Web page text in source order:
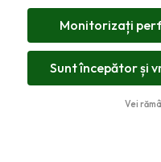
Monitorizați
Sunt începător și
Vei